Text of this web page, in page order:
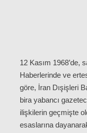
12 Kasım 1968’de,
Haberlerinde ve
göre, İran Dışişleri
bira yabancı
ilişkilerin geçmişte
esaslarına